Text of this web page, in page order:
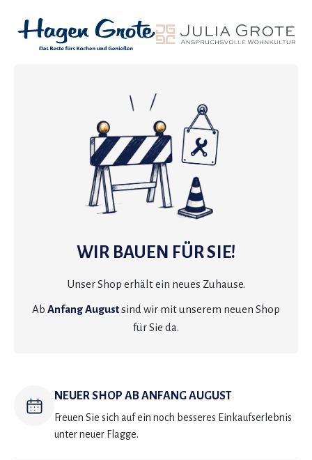
WIR BAUEN FÜR SIE!
Unser Shop erhält ein neues Zuhause.
Ab Anfang Augustsind wir mit unserem neuen Shop
für Sie da.
NEUER SHOP AB ANFANG AUGUST
Freuen Sie sich auf ein noch besseres Einkaufserlebnis
unter neuer Flagge.